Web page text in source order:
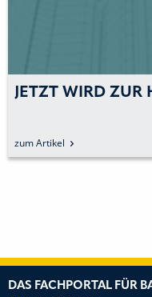
JETZT WIRD ZUR
zum Artikel
DAS FACHPORTAL FÜR